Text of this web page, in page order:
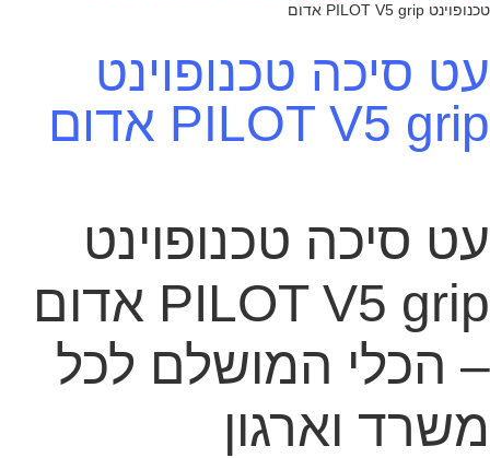
טכנופוינט PILOT V5 grip אדום
עט סיכה טכנופוינט
PILOT V5 grip אדום
עט סיכה טכנופוינט
PILOT V5 grip אדום
– הכלי המושלם לכל
משרד וארגון